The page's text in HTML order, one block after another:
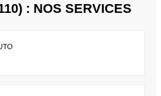
: NOS SERVICES